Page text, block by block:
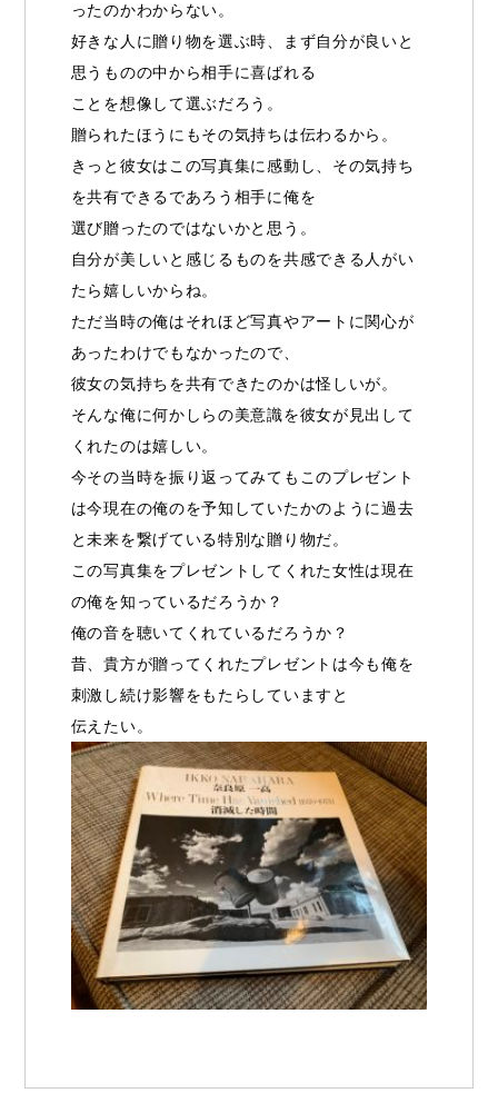
ったのかわからない。
好きな人に贈り物を選ぶ時、まず自分が良いと
思うものの中から相手に喜ばれる
ことを想像して選ぶだろう。
贈られたほうにもその気持ちは伝わるから。
きっと彼女はこの写真集に感動し、その気持ち
を共有できるであろう相手に俺を
選び贈ったのではないかと思う。
自分が美しいと感じるものを共感できる人がい
たら嬉しいからね。
ただ当時の俺はそれほど写真やアートに関心が
あったわけでもなかったので、
彼女の気持ちを共有できたのかは怪しいが。
そんな俺に何かしらの美意識を彼女が見出して
くれたのは嬉しい。
今その当時を振り返ってみてもこのプレゼント
は今現在の俺のを予知していたかのように過去
と未来を繋げている特別な贈り物だ。
この写真集をプレゼントしてくれた女性は現在
の俺を知っているだろうか？
俺の音を聴いてくれているだろうか？
昔、貴方が贈ってくれたプレゼントは今も俺を
刺激し続け影響をもたらしていますと
伝えたい。